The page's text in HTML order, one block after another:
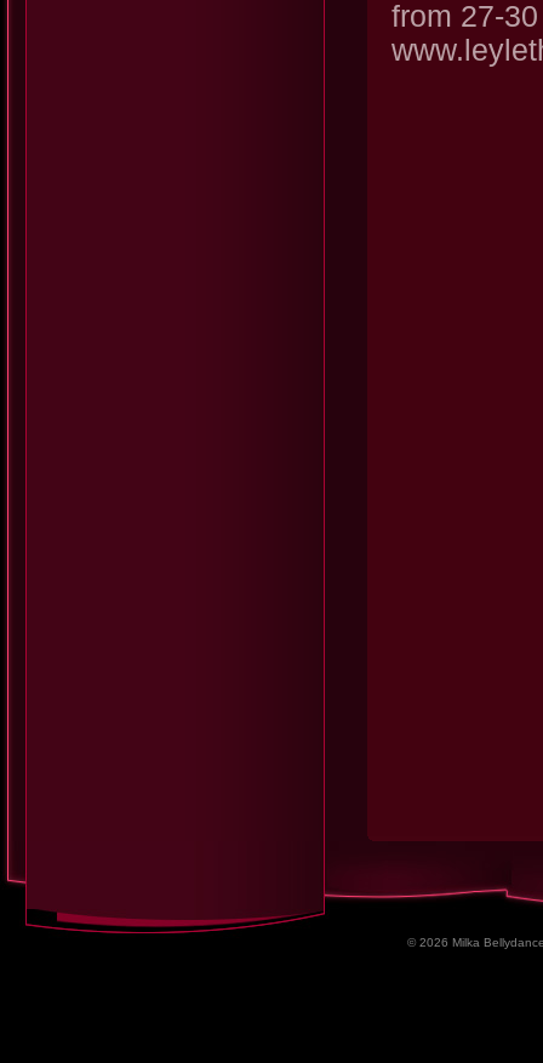
from 27-
© 2026 Milka